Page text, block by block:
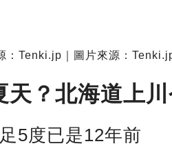
：Tenki.jp｜圖片來源：
天？北海道上
5度已是12年前